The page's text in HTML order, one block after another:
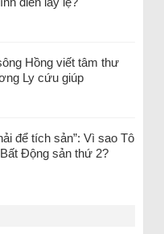
Hồng viết tâm thư
Ly cứu giúp
để tích sản”: Vì sao Tô
Động sản thứ 2?